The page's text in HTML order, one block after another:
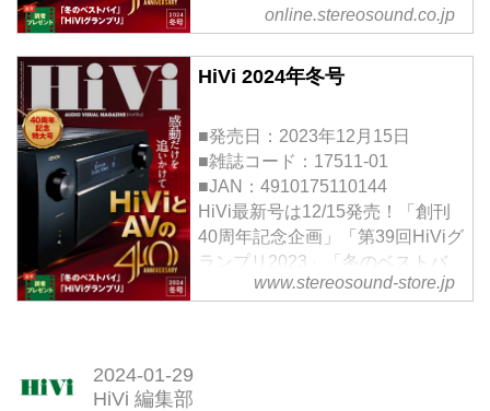
たオーディオ...
を続けてHiViはおかげさまで40周
年となりました。第一特集では、
AVとともに歩んだHiViの40年を
多角的に振り返ります。さらに
を総括する「HiViグランプリ」に
加えて、コストパフォーマンスに
優れた製品選びを念頭に置いた恒
例企画「冬のベストバイ」の3本
柱でお届けいたします。
巻頭特集「HiVi創刊40周年特別企
online.stereosound.co.jp
HiVi 2024年冬号
■発売日：2023年12月15日
■雑誌コード：17511-01
■JAN：4910175110144
HiVi最新号は12/15発売！「創刊
40周年記念企画」「第39回HiViグ
ランプリ2023」「冬のベストバ
イ」の3大特集掲載の40周年記念
www.stereosound-store.jp
2024-01-29
HiVi 編集部